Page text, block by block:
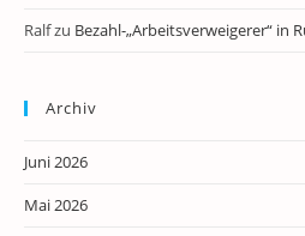
Ralfzu Bezahl-„Arbeitsverweigerer“ in
Archiv
Juni 2026
Mai 2026